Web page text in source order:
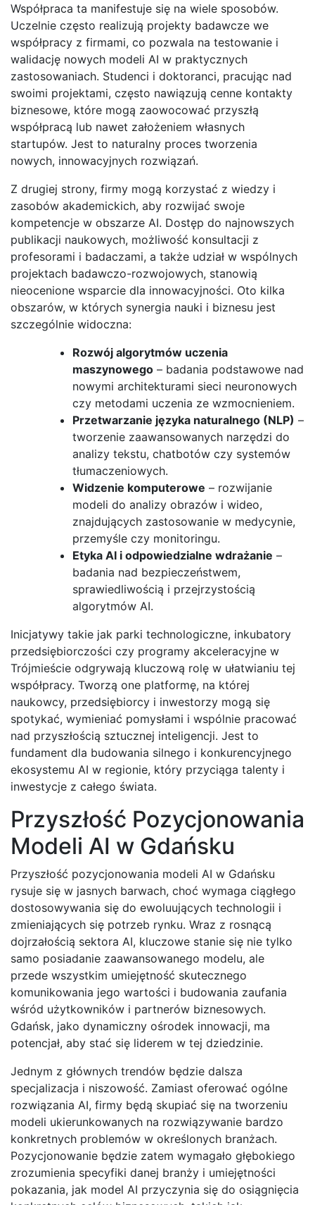
Współpraca ta manifestuje się na wiele sposobów.
Uczelnie często realizują projekty badawcze we
współpracy z firmami, co pozwala na testowanie i
walidację nowych modeli AI w praktycznych
zastosowaniach. Studenci i doktoranci, pracując nad
swoimi projektami, często nawiązują cenne kontakty
biznesowe, które mogą zaowocować przyszłą
współpracą lub nawet założeniem własnych
startupów. Jest to naturalny proces tworzenia
nowych, innowacyjnych rozwiązań.
Z drugiej strony, firmy mogą korzystać z wiedzy i
zasobów akademickich, aby rozwijać swoje
kompetencje w obszarze AI. Dostęp do najnowszych
publikacji naukowych, możliwość konsultacji z
profesorami i badaczami, a także udział w wspólnych
projektach badawczo-rozwojowych, stanowią
nieocenione wsparcie dla innowacyjności. Oto kilka
obszarów, w których synergia nauki i biznesu jest
szczególnie widoczna:
Rozwój algorytmów uczenia
maszynowego – badania podstawowe nad
nowymi architekturami sieci neuronowych
czy metodami uczenia ze wzmocnieniem.
Przetwarzanie języka naturalnego (NLP) –
tworzenie zaawansowanych narzędzi do
analizy tekstu, chatbotów czy systemów
tłumaczeniowych.
Widzenie komputerowe – rozwijanie
modeli do analizy obrazów i wideo,
znajdujących zastosowanie w medycynie,
przemyśle czy monitoringu.
Etyka AI i odpowiedzialne wdrażanie –
badania nad bezpieczeństwem,
sprawiedliwością i przejrzystością
algorytmów AI.
Inicjatywy takie jak parki technologiczne, inkubatory
przedsiębiorczości czy programy akceleracyjne w
Trójmieście odgrywają kluczową rolę w ułatwianiu tej
współpracy. Tworzą one platformę, na której
naukowcy, przedsiębiorcy i inwestorzy mogą się
spotykać, wymieniać pomysłami i wspólnie pracować
nad przyszłością sztucznej inteligencji. Jest to
fundament dla budowania silnego i konkurencyjnego
ekosystemu AI w regionie, który przyciąga talenty i
inwestycje z całego świata.
Przyszłość Pozycjonowania
Modeli AI w Gdańsku
Przyszłość pozycjonowania modeli AI w Gdańsku
rysuje się w jasnych barwach, choć wymaga ciągłego
dostosowywania się do ewoluujących technologii i
zmieniających się potrzeb rynku. Wraz z rosnącą
dojrzałością sektora AI, kluczowe stanie się nie tylko
samo posiadanie zaawansowanego modelu, ale
przede wszystkim umiejętność skutecznego
komunikowania jego wartości i budowania zaufania
wśród użytkowników i partnerów biznesowych.
Gdańsk, jako dynamiczny ośrodek innowacji, ma
potencjał, aby stać się liderem w tej dziedzinie.
Jednym z głównych trendów będzie dalsza
specjalizacja i niszowość. Zamiast oferować ogólne
rozwiązania AI, firmy będą skupiać się na tworzeniu
modeli ukierunkowanych na rozwiązywanie bardzo
konkretnych problemów w określonych branżach.
Pozycjonowanie będzie zatem wymagało głębokiego
zrozumienia specyfiki danej branży i umiejętności
pokazania, jak model AI przyczynia się do osiągnięcia